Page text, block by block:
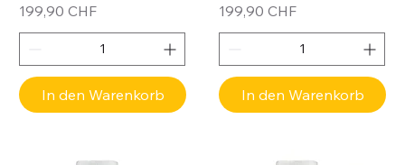
Preis
199,90 CHF
In den Warenkorb
Preis
199,90 CHF
In den Warenkorb